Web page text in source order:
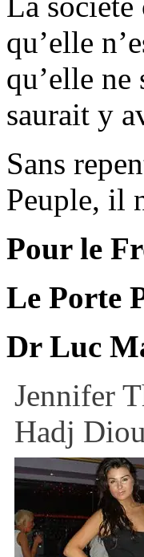
qu’elle
qu’elle
saurait y
Sans
Peuple, il
Pour le
Le Porte
Dr Luc
Jennifer
Hadj